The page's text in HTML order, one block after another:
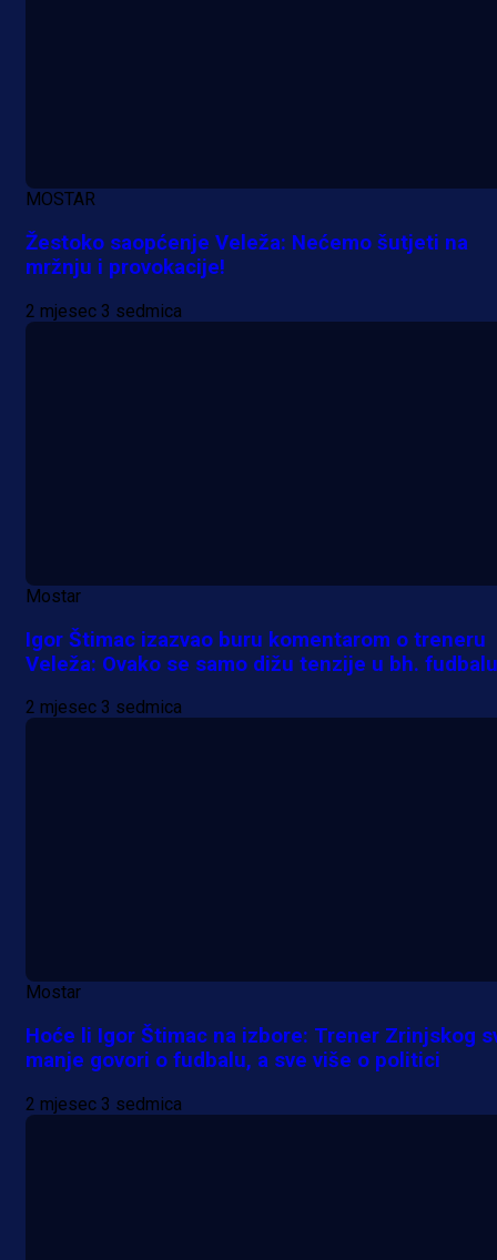
Premijer liga BiH
Grbavica se prisjetila Izeta
14 h 24 min
A Selekcija
Pogledajte gol: Tabaković zabio
trijumf Salzburga u Evropskoj ligi!
MOSTAR
Žestoko saopćenje Veleža: Nećemo šutjeti na
mržnju i provokacije!
2 mjesec 3 sedmica
Mostar
Igor Štimac izazvao buru komentarom o treneru
Veleža: Ovako se samo dižu tenzije u bh. fudbalu
2 mjesec 3 sedmica
Mostar
Hoće li Igor Štimac na izbore: Trener Zrinjskog
manje govori o fudbalu, a sve više o politici
2 mjesec 3 sedmica